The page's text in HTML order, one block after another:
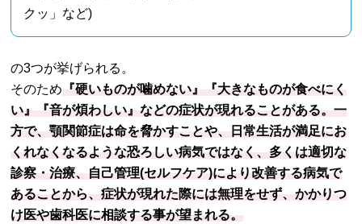
クッ」など)
の3つが挙げられる。
そのため 『硬いものが噛めない』『大きなものが食べにく
い』『音が煩わしい』などの症状が現れることがある。一
方で、顎関節症は命を脅かすことや、日常生活が満足にお
くれなくなるような恐ろしい病気ではなく、多くは適切な
診察・治療、自己管理(セルフケア)により改善する病気で
あることから、症状が現れた際には無理をせず、かかりつ
け医や歯科医に相談する事が望まれる。